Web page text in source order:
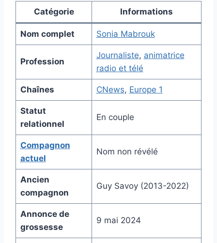
Catégorie Informations
Nom complet Sonia Mabrouk
Profession
Journaliste, animatrice
radio et télé
Chaînes CNews, Europe 1
Statut
relationnel
En couple
Compagnon
actuel
Nom non révélé
Ancien
compagnon
Guy Savoy (2013-2022)
Annonce de
grossesse
9 mai 2024